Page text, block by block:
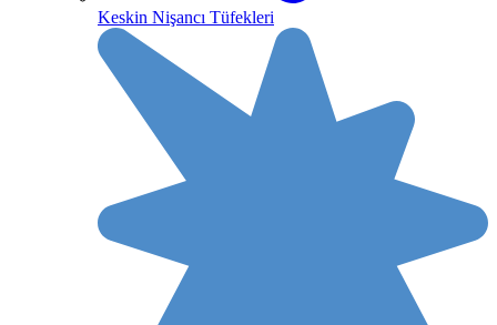
Keskin Nişancı Tüfekleri